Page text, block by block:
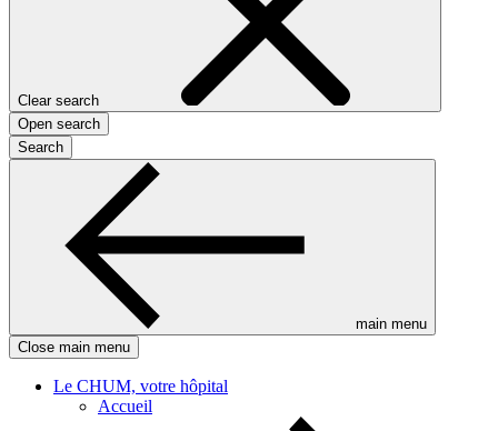
Clear search
Open search
Search
main menu
Close main menu
Le CHUM, votre hôpital
Accueil